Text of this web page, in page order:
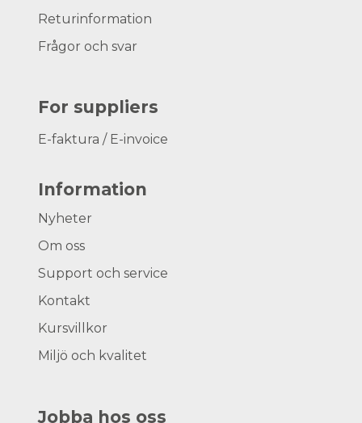
Returinformation
Frågor och svar
For suppliers
E-faktura / E-invoice
Information
Nyheter
Om oss
Support och service
Kontakt
Kursvillkor
Miljö och kvalitet
Jobba hos oss